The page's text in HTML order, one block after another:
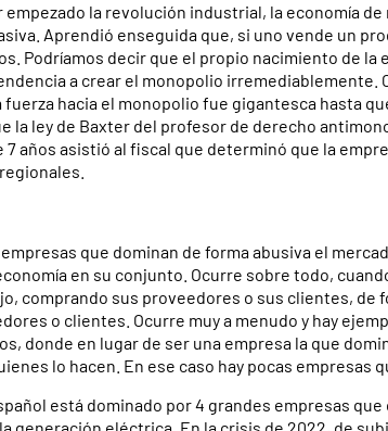
empezado la revolución industrial, la economía
Aprendió enseguida que, si uno vende un
Podríamos decir que el propio nacimiento de la
a crear el monopolio irremediablemente.
fuerza hacia el monopolio fue gigantesca hasta
la ley de Baxter del profesor de derecho
7 años asistió al fiscal que determinó que la
que dominan de forma abusiva el
en su conjunto. Ocurre sobre todo,
comprando sus proveedores o sus clientes,
o clientes. Ocurre muy a menudo y hay
donde en lugar de ser una empresa la que
lo hacen. En ese caso hay pocas empresas
está dominado por 4 grandes empresas que